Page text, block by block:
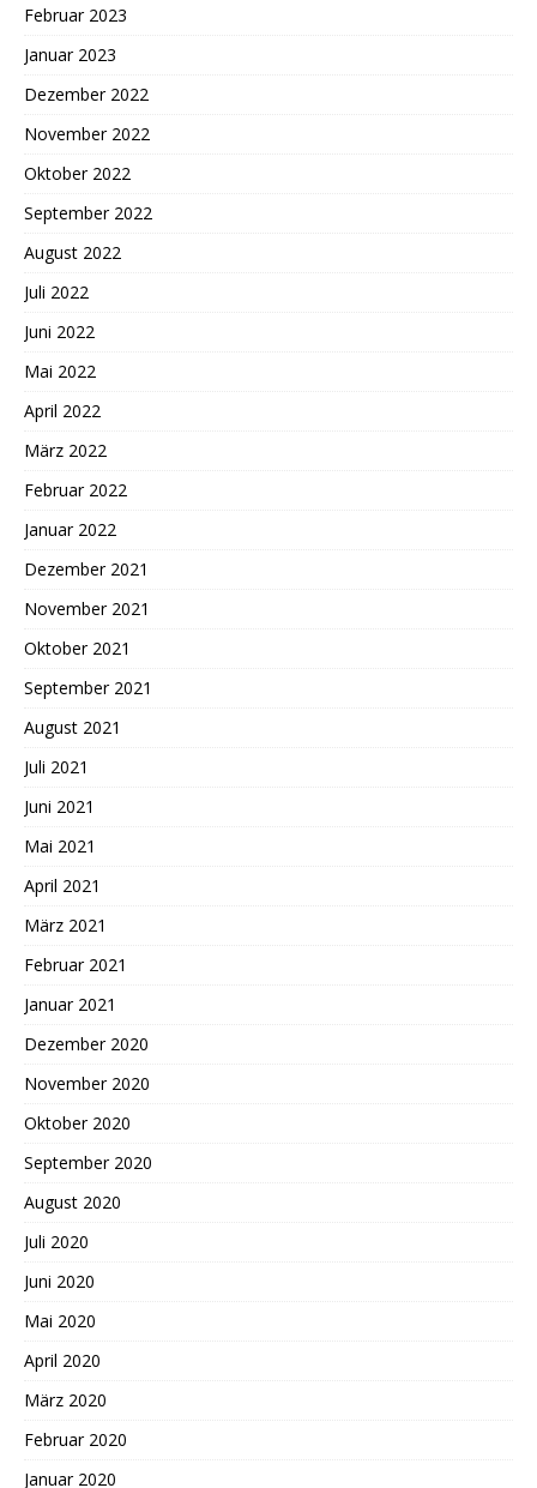
Februar 2023
Januar 2023
Dezember 2022
November 2022
Oktober 2022
September 2022
August 2022
Juli 2022
Juni 2022
Mai 2022
April 2022
März 2022
Februar 2022
Januar 2022
Dezember 2021
November 2021
Oktober 2021
September 2021
August 2021
Juli 2021
Juni 2021
Mai 2021
April 2021
März 2021
Februar 2021
Januar 2021
Dezember 2020
November 2020
Oktober 2020
September 2020
August 2020
Juli 2020
Juni 2020
Mai 2020
April 2020
März 2020
Februar 2020
Januar 2020